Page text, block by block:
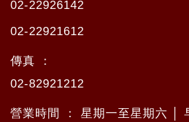
02-22926142
02-22921612
傳真 ：
02-82921212
營業時間 ： 星期一至星期六 │